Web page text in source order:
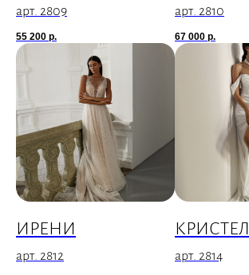
арт. 2809
55 200 р.
арт. 2810
67 000 р.
ИРЕНИ
арт. 2812
КРИСТЕЛ
арт. 2814